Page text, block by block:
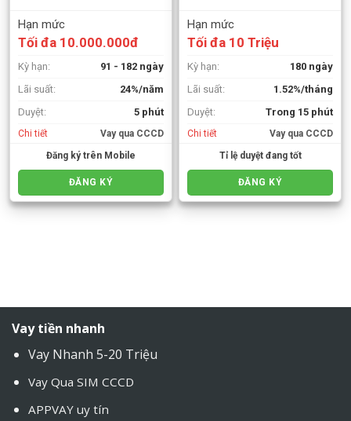
Hạn mức
Tối đa 10.000.000đ
Kỳ hạn:
91 - 182 ngày
Lãi suất:
24%/năm
Duyệt:
5 phút
Chi tiết
Vay qua CCCD
Đăng ký trên Mobile
ĐĂNG KÝ
Hạn mức
Tối đa 10 Triệu
Kỳ hạn:
180 ngày
Lãi suất:
1.52%/tháng
Duyệt:
Trong 15 phút
Chi tiết
Vay qua CCCD
Tỉ lệ duyệt đang tốt
ĐĂNG KÝ
Vay tiền nhanh
Vay Nhanh 5-20 Triệu
Vay Qua SIM CCCD
APPVAY uy tín